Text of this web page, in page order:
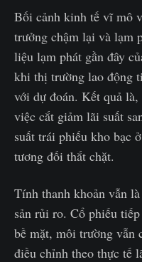
Bối cảnh kinh tế vĩ mô
trưởng chậm lại và lạm
liệu lạm phát gần đây
khi thị trường lao động
với dự đoán. Kết quả
việc cắt giảm lãi suất
suất trái phiếu kho bạc
tương đối thắt chặt.
Tính thanh khoản vẫn
sản rủi ro. Cổ phiếu
bề mặt, môi trường vẫn
điều chỉnh theo thực tế